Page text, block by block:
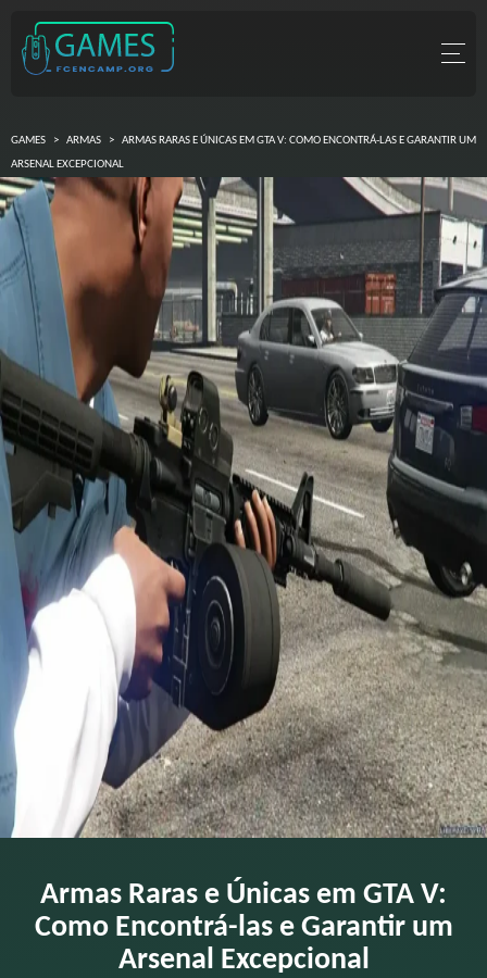
GAMES > ARMAS >
ARMAS RARAS E ÚNICAS EM GTA V: COMO ENCONTRÁ-LAS E GARANTIR UM
ARSENAL EXCEPCIONAL
Armas Raras e Únicas em GTA V:
Como Encontrá-las e Garantir um
Arsenal Excepcional